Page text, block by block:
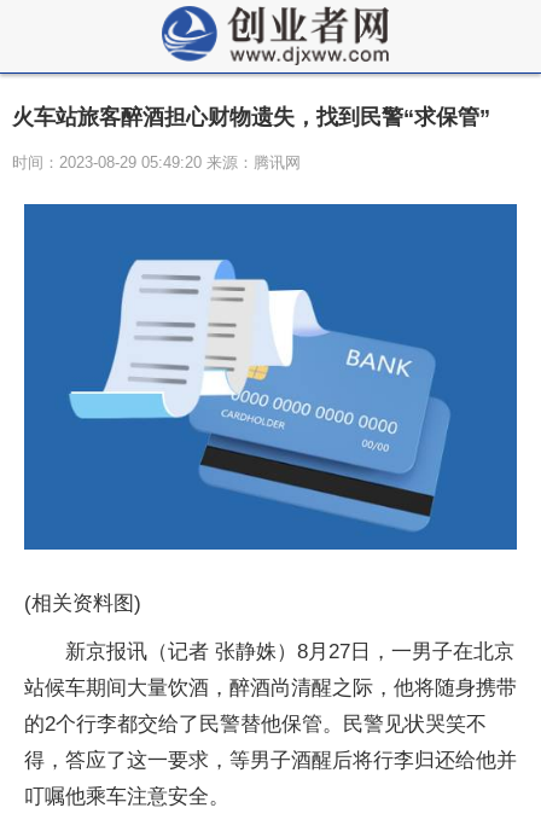
火车站旅客醉酒担心财物遗失，找到民警“求保管”
时间：2023-08-29 05:49:20 来源：腾讯网
(相关资料图)
新京报讯（记者 张静姝）8月27日，一男子在北京
站候车期间大量饮酒，醉酒尚清醒之际，他将随身携带
的2个行李都交给了民警替他保管。民警见状哭笑不
得，答应了这一要求，等男子酒醒后将行李归还给他并
叮嘱他乘车注意安全。